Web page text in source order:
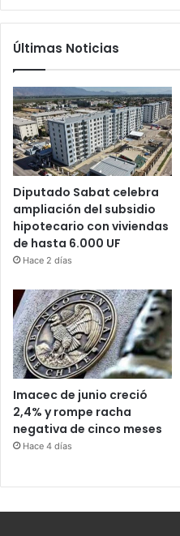
Últimas Noticias
Diputado Sabat celebra
ampliación del subsidio
hipotecario con viviendas
de hasta 6.000 UF
Hace 2 días
Imacec de junio creció
2,4% y rompe racha
negativa de cinco meses
Hace 4 días